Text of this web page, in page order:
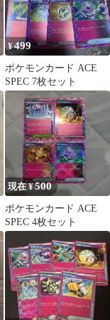
¥499
ポケモンカード ACE
SPEC 7枚セット
現在 ¥500
ポケモンカード ACE
SPEC 4枚セット